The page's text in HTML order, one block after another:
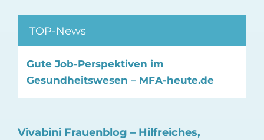
TOP-News
Gute Job-Perspektiven im
Gesundheitswesen – MFA-heute.de
Vivabini Frauenblog – Hilfreiches,